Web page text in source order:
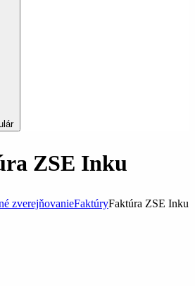
ZSE Inku
zverejňovanieFaktúryFaktúra ZSE Inku